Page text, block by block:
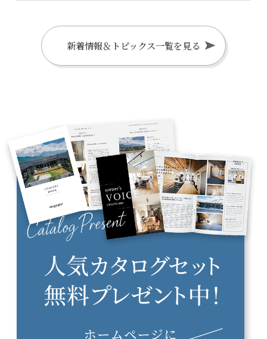
新着情報＆トピックス一覧を見る